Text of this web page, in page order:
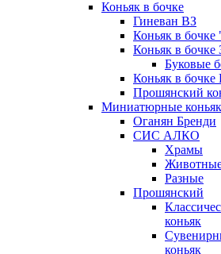
Коньяк в бочке
Гиневан ВЗ
Коньяк в
Коньяк в
Буковые
Коньяк в
Прошянский
Миниатюрные
Оганян Бренди
СИС АЛКО
Храмы
Разные
Прошянский
коньяк
коньяк